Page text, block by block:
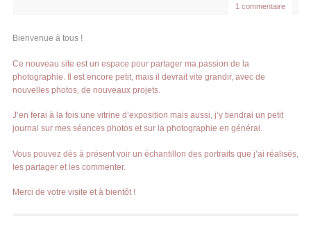
1 commentaire
Bienvenue à tous !
Ce nouveau site est un espace pour partager ma passion de la
photographie. Il est encore petit, mais il devrait vite grandir, avec de
nouvelles photos, de nouveaux projets.
J’en ferai à la fois une vitrine d’exposition mais aussi, j’y tiendrai un petit
journal sur mes séances photos et sur la photographie en général.
Vous pouvez dès à présent voir un échantillon des portraits que j’ai réalisés,
les partager et les commenter.
Merci de votre visite et à bientôt !